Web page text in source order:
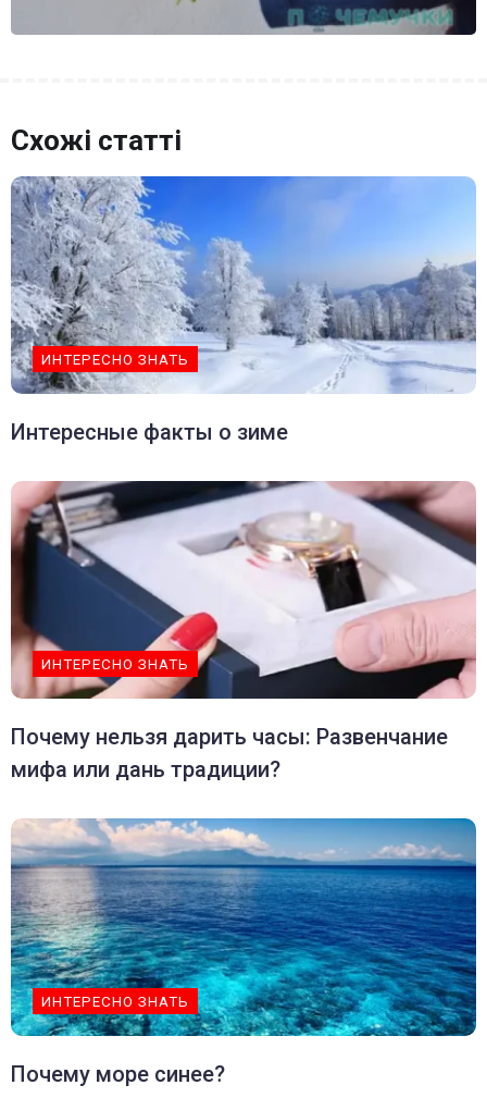
Схожі статті
ИНТЕРЕСНО ЗНАТЬ
Интересные факты о зиме
ИНТЕРЕСНО ЗНАТЬ
Почему нельзя дарить часы: Развенчание
мифа или дань традиции?
ИНТЕРЕСНО ЗНАТЬ
Почему море синее?